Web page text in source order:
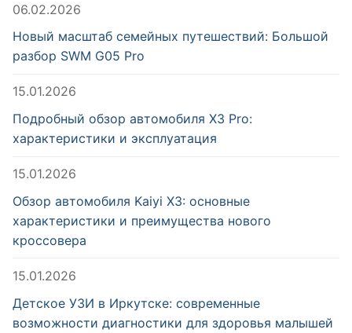
06.02.2026
Новый масштаб семейных путешествий: Большой
разбор SWM G05 Pro
15.01.2026
Подробный обзор автомобиля X3 Pro:
характеристики и эксплуатация
15.01.2026
Обзор автомобиля Kaiyi X3: основные
характеристики и преимущества нового
кроссовера
15.01.2026
Детское УЗИ в Иркутске: современные
возможности диагностики для здоровья малышей